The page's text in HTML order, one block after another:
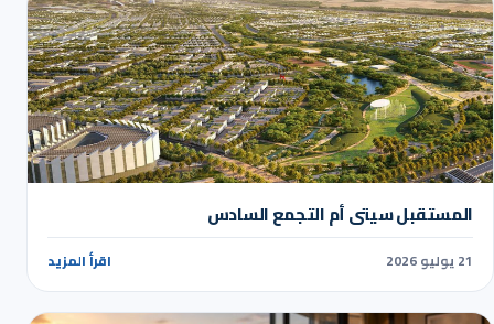
المستقبل سيتي أم التجمع السادس
21 يوليو 2026 اقرأ المزيد